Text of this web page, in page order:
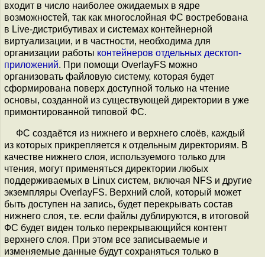
входит в число наиболее ожидаемых в ядре
возможностей, так как многослойная ФС востребована
в Live-дистрибутивах и системах контейнерной
виртуализации, и в частности, необходима для
организации работы контейнеров отдельных десктоп-
приложений. При помощи OverlayFS можно
организовать файловую систему, которая будет
сформирована поверх доступной только на чтение
основы, созданной из существующей директории в уже
примонтированной типовой ФС.
ФС создаётся из нижнего и верхнего слоёв, каждый
из которых прикрепляется к отдельным директориям. В
качестве нижнего слоя, используемого только для
чтения, могут применяться директории любых
поддерживаемых в Linux систем, включая NFS и другие
экземпляры OverlayFS. Верхний слой, который может
быть доступен на запись, будет перекрывать состав
нижнего слоя, т.е. если файлы дублируются, в итоговой
ФС будет виден только перекрывающийся контент
верхнего слоя. При этом все записываемые и
изменяемые данные будут сохраняться только в